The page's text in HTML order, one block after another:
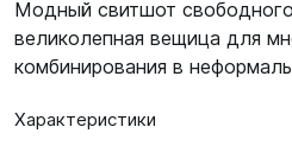
Модный свитшот
великолепная вещица для
комбинирования в
Характеристики